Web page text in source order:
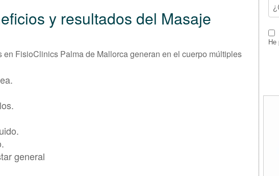
y resultados del Masaje
FisioClinics Palma de Mallorca generan en el cuerpo múltiples
general
He